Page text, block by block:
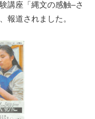
講座「縄文の感触–さ
報道されました。